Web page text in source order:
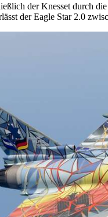
der Knesset durch
der Eagle Star 2.0